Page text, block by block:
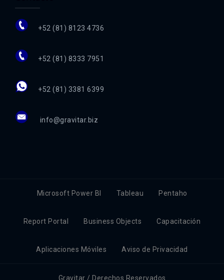
+52 (81) 8123 4736
+52 (81) 8333 7951
+52 (81) 3381 6399
info@gravitar.biz
Microsoft Power BI Tableau Pentaho
Report Portal Business Objects Capacitación
Aplicaciones Móviles Aviso de Privacidad
Gravitar / Derechos Reservados